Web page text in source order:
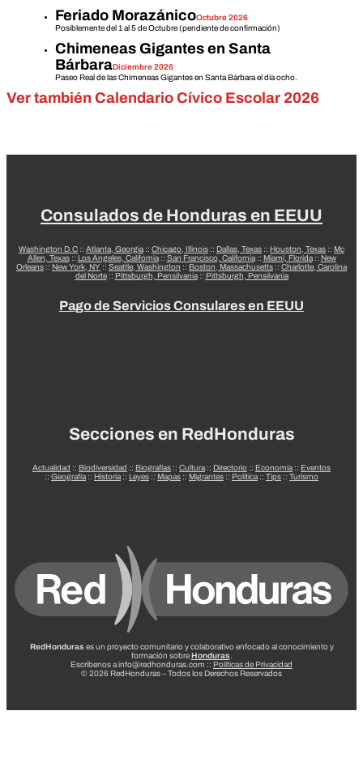
Feriado MorazánicoOctubre 2026
Posiblemente del 1 al 5 de Octubre (pendiente de confirmación)
Chimeneas Gigantes en Santa
BárbaraDiciembre 2026
Paseo Real de las Chimeneas Gigantes en Santa Bárbara el día ocho.
Ver también Calendario Cívico Escolar 2026
Consulados de Honduras en EEUU
Washington D.C :: Atlanta, Georgia :: Chicago, Illinois :: Dallas, Texas :: Houston, Texas :: Mc
Allen, Texas:: Los Angeles, California:: San Francisco, California:: Miami, Florida:: New
Orleans :: New York, NY :: Seattle, Washington :: Boston, Massachusetts :: Charlotte, Carolina
del Norte:: Pittsburgh, Pensilvania:: Pittsburgh, Pensilvania
Pago de Servicios Consulares en EEUU
Secciones en RedHonduras
Actualidad :: Biodiversidad :: Biografías :: Cultura :: Directorio :: Economía :: Eventos
:: Geografía :: Historia :: Leyes :: Mapas :: Migrantes :: Política :: Tips :: Turismo
RedHonduras es un proyecto comunitario y colaborativo enfocado al conocimiento y
formación sobre Honduras.
Escríbenos a info@redhonduras.com :: Políticas de Privacidad
© 2026 RedHonduras – Todos los Derechos Reservados